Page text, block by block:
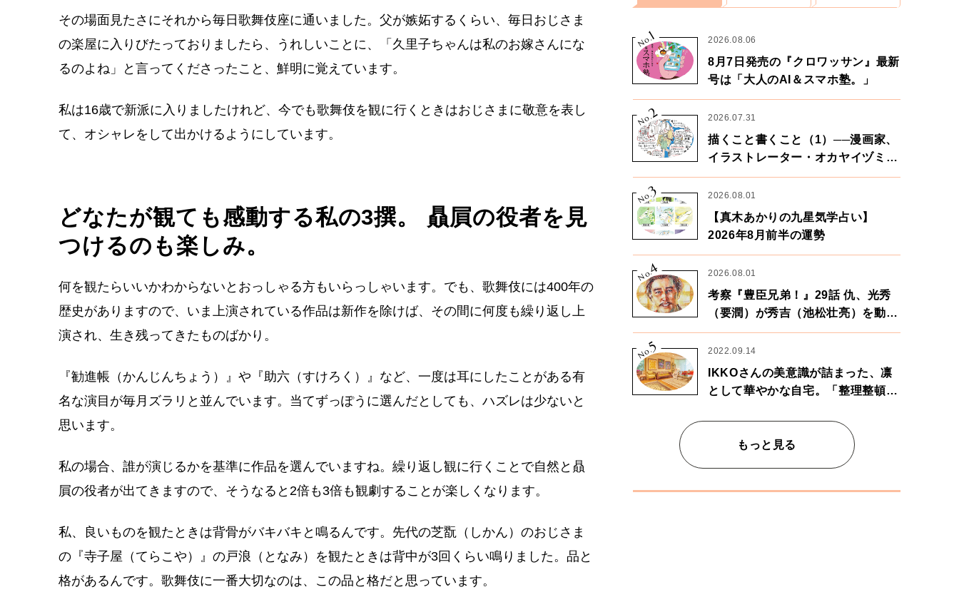
その場面見たさにそれから毎日歌舞伎座に通いました。父が嫉妬するくらい、毎日おじさま
の楽屋に入りびたっておりましたら、うれしいことに、「久里子ちゃんは私のお嫁さんにな
るのよね」と言ってくださったこと、鮮明に覚えています。
私は16歳で新派に入りましたけれど、今でも歌舞伎を観に行くときはおじさまに敬意を表し
て、オシャレをして出かけるようにしています。
どなたが観ても感動する私の3撰。 贔屓の役者を見
つけるのも楽しみ。
何を観たらいいかわからないとおっしゃる方もいらっしゃいます。でも、歌舞伎には400年の
歴史がありますので、いま上演されている作品は新作を除けば、その間に何度も繰り返し上
演され、生き残ってきたものばかり。
『勧進帳（かんじんちょう）』や『助六（すけろく）』など、一度は耳にしたことがある有
名な演目が毎月ズラリと並んでいます。当てずっぽうに選んだとしても、ハズレは少ないと
思います。
私の場合、誰が演じるかを基準に作品を選んでいますね。繰り返し観に行くことで自然と贔
屓の役者が出てきますので、そうなると2倍も3倍も観劇することが楽しくなります。
私、良いものを観たときは背骨がバキバキと鳴るんです。先代の芝翫（しかん）のおじさま
の『寺子屋（てらこや）』の戸浪（となみ）を観たときは背中が3回くらい鳴りました。品と
格があるんです。歌舞伎に一番大切なのは、この品と格だと思っています。
No.
1 2026.08.06
8月7日発売の『クロワッサン』最新
号は「大人のAI＆スマホ塾。」
No.2 2026.07.31
描くこと書くこと（1）──漫画家、
イラストレーター・オカヤイヅミさ
ん×漫画家・鶴谷香央理さん
No.
3 2026.08.01
【真木あかりの九星気学占い】
2026年8月前半の運勢
No.
4 2026.08.01
考察『豊臣兄弟！』29話 仇、光秀
（要潤）が秀吉（池松壮亮）を動か
す。天下に向けた兄弟の分岐点。
No.
5 2022.09.14
IKKOさんの美意識が詰まった、凛
として華やかな自宅。「整理整頓は
もっと見る